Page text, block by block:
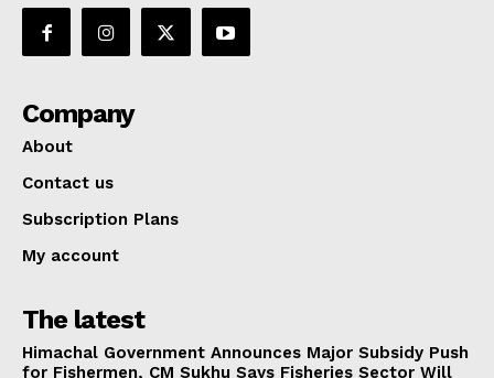
Company
About
Contact us
Subscription Plans
My account
The latest
Himachal Government Announces Major Subsidy Push
for Fishermen, CM Sukhu Says Fisheries Sector Will